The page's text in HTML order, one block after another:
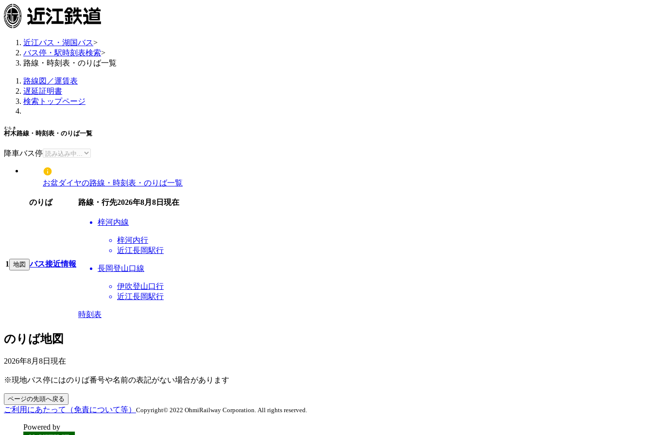
近江バス・湖国バス>
バス停・駅時刻表検索>
路線・時刻表・のりば一覧
路線図／運賃表
遅延証明書
検索トップページ
村木
むらき
路線・時刻表・のりば一覧
降車バス停
お盆ダイヤの路線・時刻表・のりば一覧
のりば 路線・行先2026年8月8日 現在
1 地図 バス接近情報
梓河内線
梓河内行
近江長岡駅行
長岡登山口線
伊吹登山口行
近江長岡駅行
時刻表
のりば地図
2026年8月8日 現在
※現地バス停にはのりば番号や名前の表記がない場合があります
ページの先頭へ戻る
ご利用にあたって（免責について等） Copyright© 2022 OhmiRailway Corporation. All rights reserved.
Powered by